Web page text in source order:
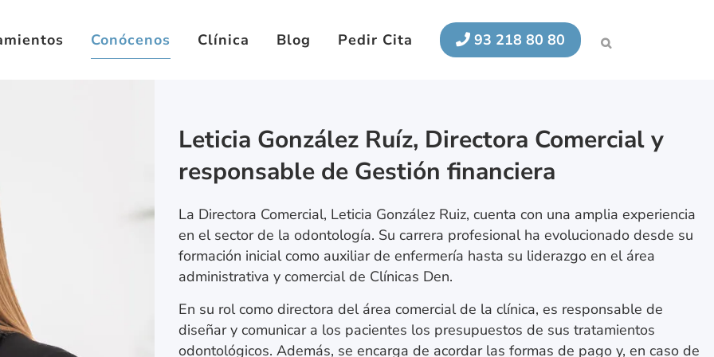
93 218 80 80
Conócenos Clínica Blog Pedir Cita
Leticia González Ruíz, Directora Comercial y
responsable de Gestión financiera
La Directora Comercial, Leticia González Ruiz, cuenta con una amplia experiencia
en el sector de la odontología. Su carrera profesional ha evolucionado desde su
formación inicial como auxiliar de enfermería hasta su liderazgo en el área
administrativa y comercial de Clínicas Den.
En su rol como directora del área comercial de la clínica, es responsable de
diseñar y comunicar a los pacientes los presupuestos de sus tratamientos
odontológicos. Además, se encarga de acordar las formas de pago y, en caso de